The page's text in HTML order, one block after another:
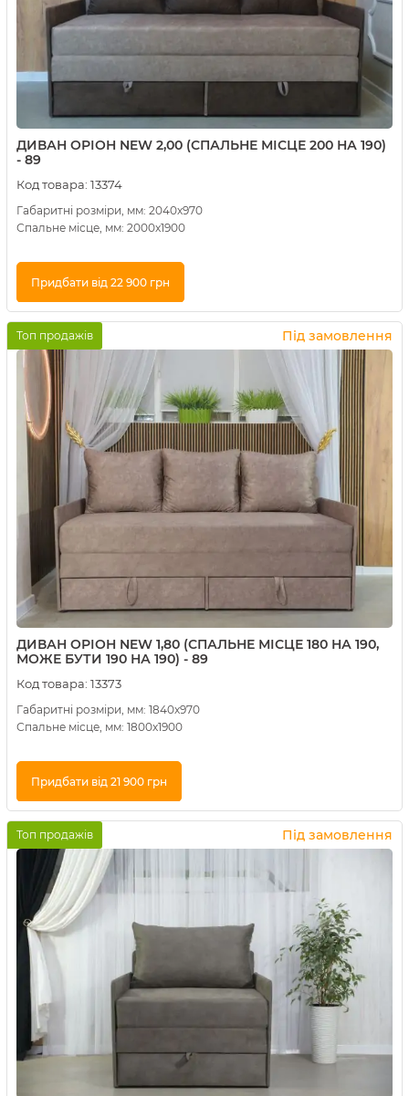
ДИВАН ОРІОН NEW 2,00 (СПАЛЬНЕ МІСЦЕ 200 НА 190)
- 89
Код товара: 13374
Габаритні розміри, мм: 2040х970
Спальне місце, мм: 2000х1900
Придбати від 22 900 грн
Купити в 1 клік
Під замовлення
Топ продажів
ДИВАН ОРІОН NEW 1,80 (СПАЛЬНЕ МІСЦЕ 180 НА 190,
МОЖЕ БУТИ 190 НА 190) - 89
Код товара: 13373
Габаритні розміри, мм: 1840х970
Спальне місце, мм: 1800х1900
Придбати від 21 900 грн
Купити в 1 клік
Під замовлення
Топ продажів